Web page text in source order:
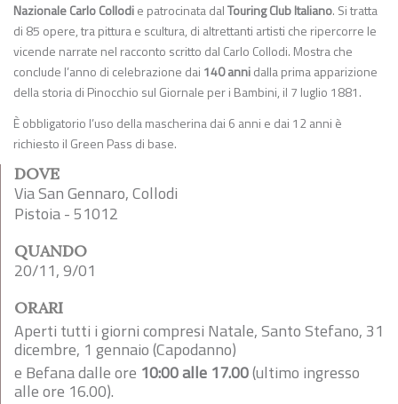
Nazionale Carlo Collodie patrocinata dalTouring Club Italiano. Si tratta
di 85 opere, tra pittura e scultura, di altrettanti artisti che ripercorre le
vicende narrate nel racconto scritto dal Carlo Collodi. Mostra che
conclude l’anno di celebrazione dai 140 annidalla prima apparizione
della storia di Pinocchio sul Giornale per i Bambini, il 7 luglio 1881.
È obbligatorio l’uso della mascherina dai 6 anni e dai 12 anni è
richiesto il Green Pass di base.
DOVE
Via San Gennaro, Collodi
Pistoia - 51012
QUANDO
20/11, 9/01
ORARI
Aperti tutti i giorni compresi Natale, Santo Stefano, 31
dicembre, 1 gennaio (Capodanno)
e Befana dalle ore 10:00 alle 17.00(ultimo ingresso
alle ore 16.00).